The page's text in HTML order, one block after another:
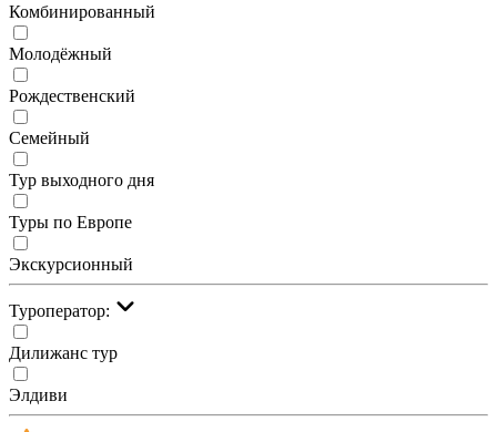
Комбинированный
Молодёжный
Рождественский
Семейный
Тур выходного дня
Туры по Европе
Экскурсионный
Туроператор:
Дилижанс тур
Элдиви